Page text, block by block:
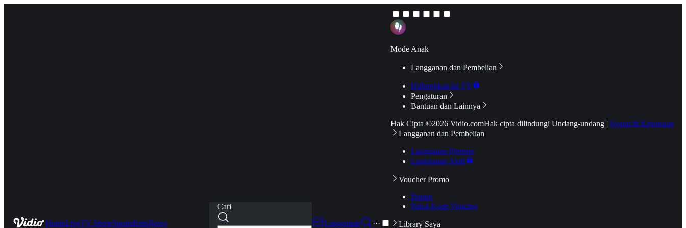
HomeLiveTV ShowSportsKidsNews
Cari
Langganan
···
Mode Anak
Langganan dan Pembelian
Hubungkan ke TV
Pengaturan
Bantuan dan Lainnya
Hak Cipta ©2026 Vidio.comHak cipta dilindungi Undang-undang | Syarat & Ketentuan
Langganan dan Pembelian
Langganan Premier
Langganan Aktif
Voucher Promo
Promo
Pakai Kode Voucher
Library Saya